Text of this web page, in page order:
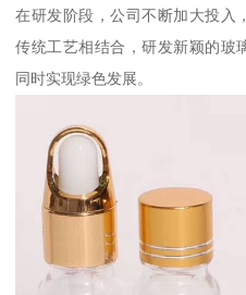
在研发阶段，公司不断加大投入
传统工艺相结合，研发新颖的玻
同时实现绿色发展。